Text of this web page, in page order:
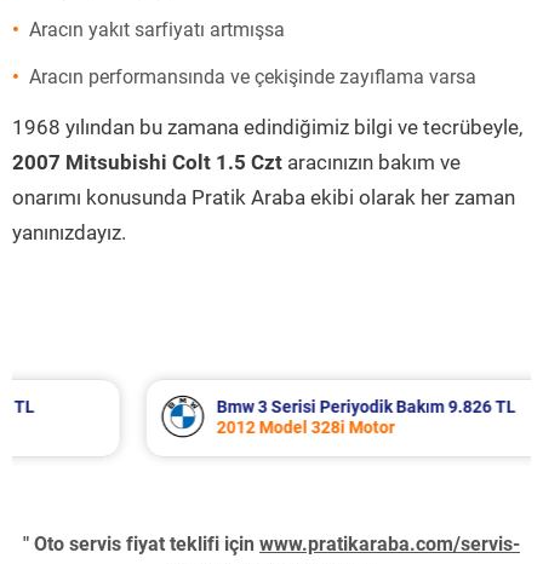
Aracın yakıt sarfiyatı artmışsa
Aracın performansında ve çekişinde zayıflama varsa
1968 yılından bu zamana edindiğimiz bilgi ve tecrübeyle,
2007 Mitsubishi Colt 1.5 Czt aracınızın bakım ve
onarımı konusunda Pratik Araba ekibi olarak her zaman
yanınızdayız.
Bmw 3 Serisi Periyodik Bakım 9.826 TL
2012 Model 328i Motor
" Oto servis fiyat teklifi için www.pratikaraba.com/servis-